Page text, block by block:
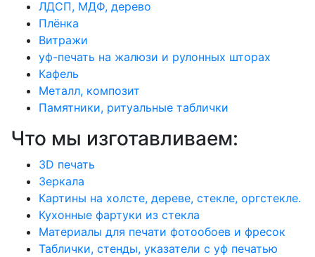
ЛДСП, МДФ, дерево
Плёнка
Витражи
уф-печать на жалюзи и рулонных шторах
Кафель
Металл, композит
Памятники, ритуальные таблички
Что мы изготавливаем:
3D печать
Зеркала
Картины на холсте, дереве, стекле, оргстекле.
Кухонные фартуки из стекла
Материалы для печати фотообоев и фресок
Таблички, стенды, указатели с уф печатью